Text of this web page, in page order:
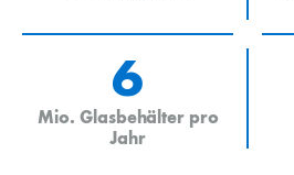
6
Mio. Glasbehälter pro
Jahr